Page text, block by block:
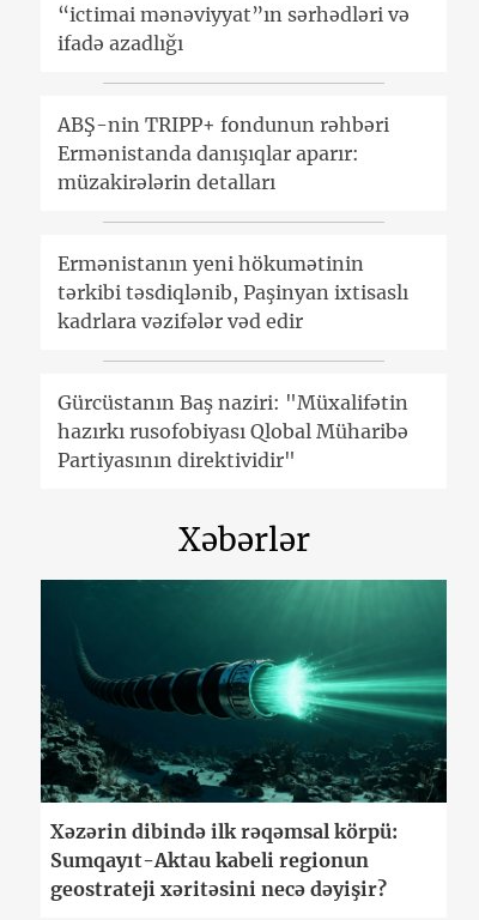
“ictimai mənəviyyat”ın sərhədləri və
ifadə azadlığı
ABŞ-nin TRIPP+ fondunun rəhbəri
Ermənistanda danışıqlar aparır:
müzakirələrin detalları
Ermənistanın yeni hökumətinin
tərkibi təsdiqlənib, Paşinyan ixtisaslı
kadrlara vəzifələr vəd edir
Gürcüstanın Baş naziri: "Müxalifətin
hazırkı rusofobiyası Qlobal Müharibə
Partiyasının direktividir"
Xəbərlər
Xəzərin dibində ilk rəqəmsal körpü:
Sumqayıt-Aktau kabeli regionun
geostrateji xəritəsini necə dəyişir?